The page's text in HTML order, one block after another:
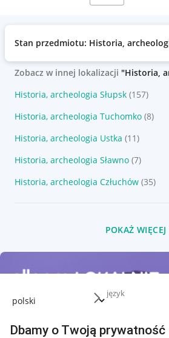
język
Dbamy o Twoją prywatność
Stan przedmiotu: Historia,
Zobacz w innej lokalizacji "Historia,
Historia, archeologia Słupsk (157)
Historia, archeologia Tuchomko (8)
Historia, archeologia Ustka (11)
Historia, archeologia Sławno (7)
Historia, archeologia Człuchów (35)
POKAŻ WIĘCEJ